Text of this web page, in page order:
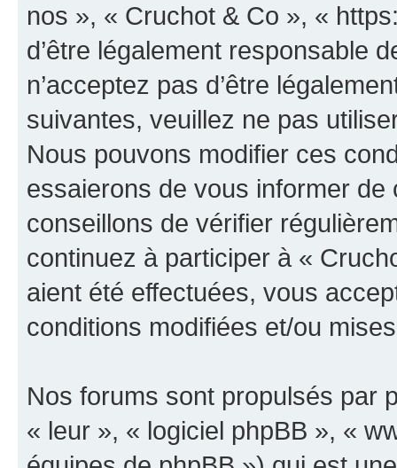
nos », « Cruchot & Co », «
d’être légalement responsable
n’acceptez pas d’être
suivantes, veuillez ne pas
Nous pouvons modifier ces
essaierons de vous informer
conseillons de vérifier
continuez à participer à «
aient été effectuées, vous
conditions modifiées et/ou
Nos forums sont propulsés par
« leur », « logiciel phpBB », «